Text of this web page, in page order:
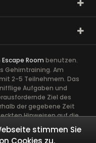
Escape Room benutzen.
Gehirntraining. Am
2-5 Teilnehmern. Das
Aufgaben und
Ziel des
der gegebene Zeit
Hinweisen auf die
sowie die Ideen
im Team ist
stimmen Sie
Cookies zu.